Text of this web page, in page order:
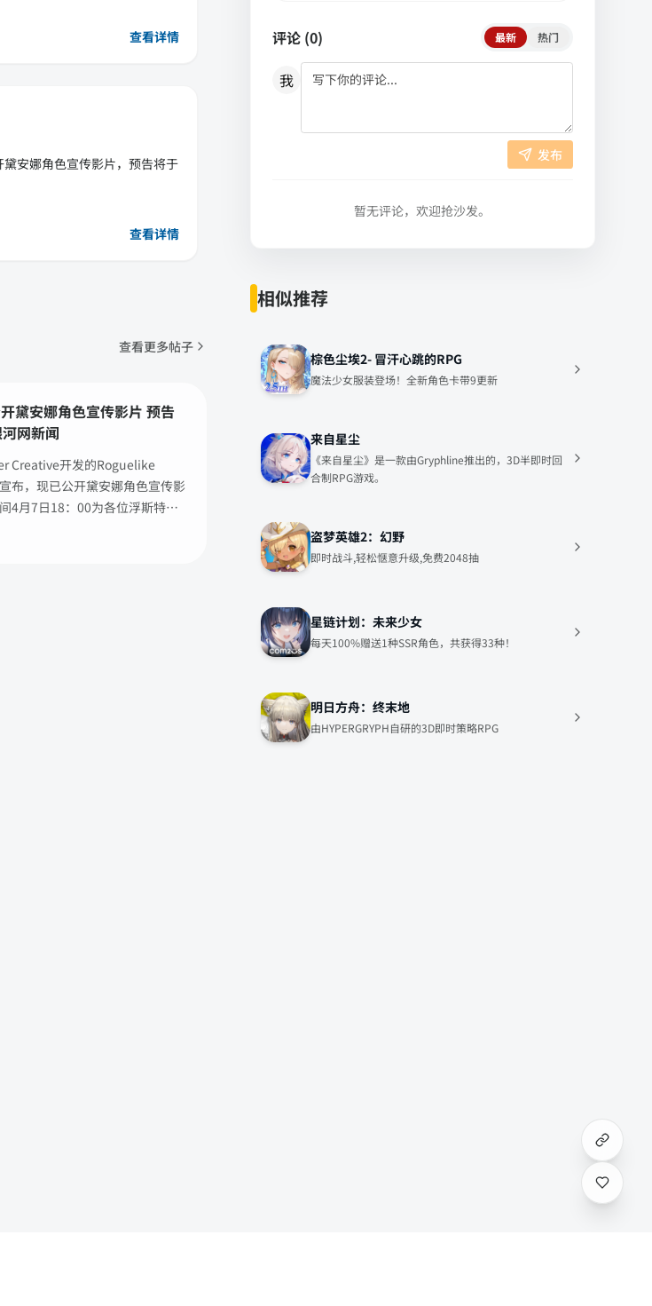
查看详情
安娜角色宣传影片，预告将于
查看详情
查看更多帖子
黛安娜角色宣传影片 预告
网新闻
Creative开发的Roguelike
布，现已公开黛安娜角色宣传影
4月7日18：00为各位浮斯特带
评论 (0) 最新 热门
我
发布
暂无评论，欢迎抢沙发。
相似推荐
棕色尘埃2- 冒汗心跳的RPG
魔法少女服装登场！全新角色卡带9更新
来自星尘
《来自星尘》是一款由Gryphline推出的，3D半即时回
合制RPG游戏。
盗梦英雄2：幻野
即时战斗,轻松惬意升级,免费2048抽
星链计划：未来少女
每天100%赠送1种SSR角色，共获得33种！
明日方舟：终末地
由HYPERGRYPH自研的3D即时策略RPG